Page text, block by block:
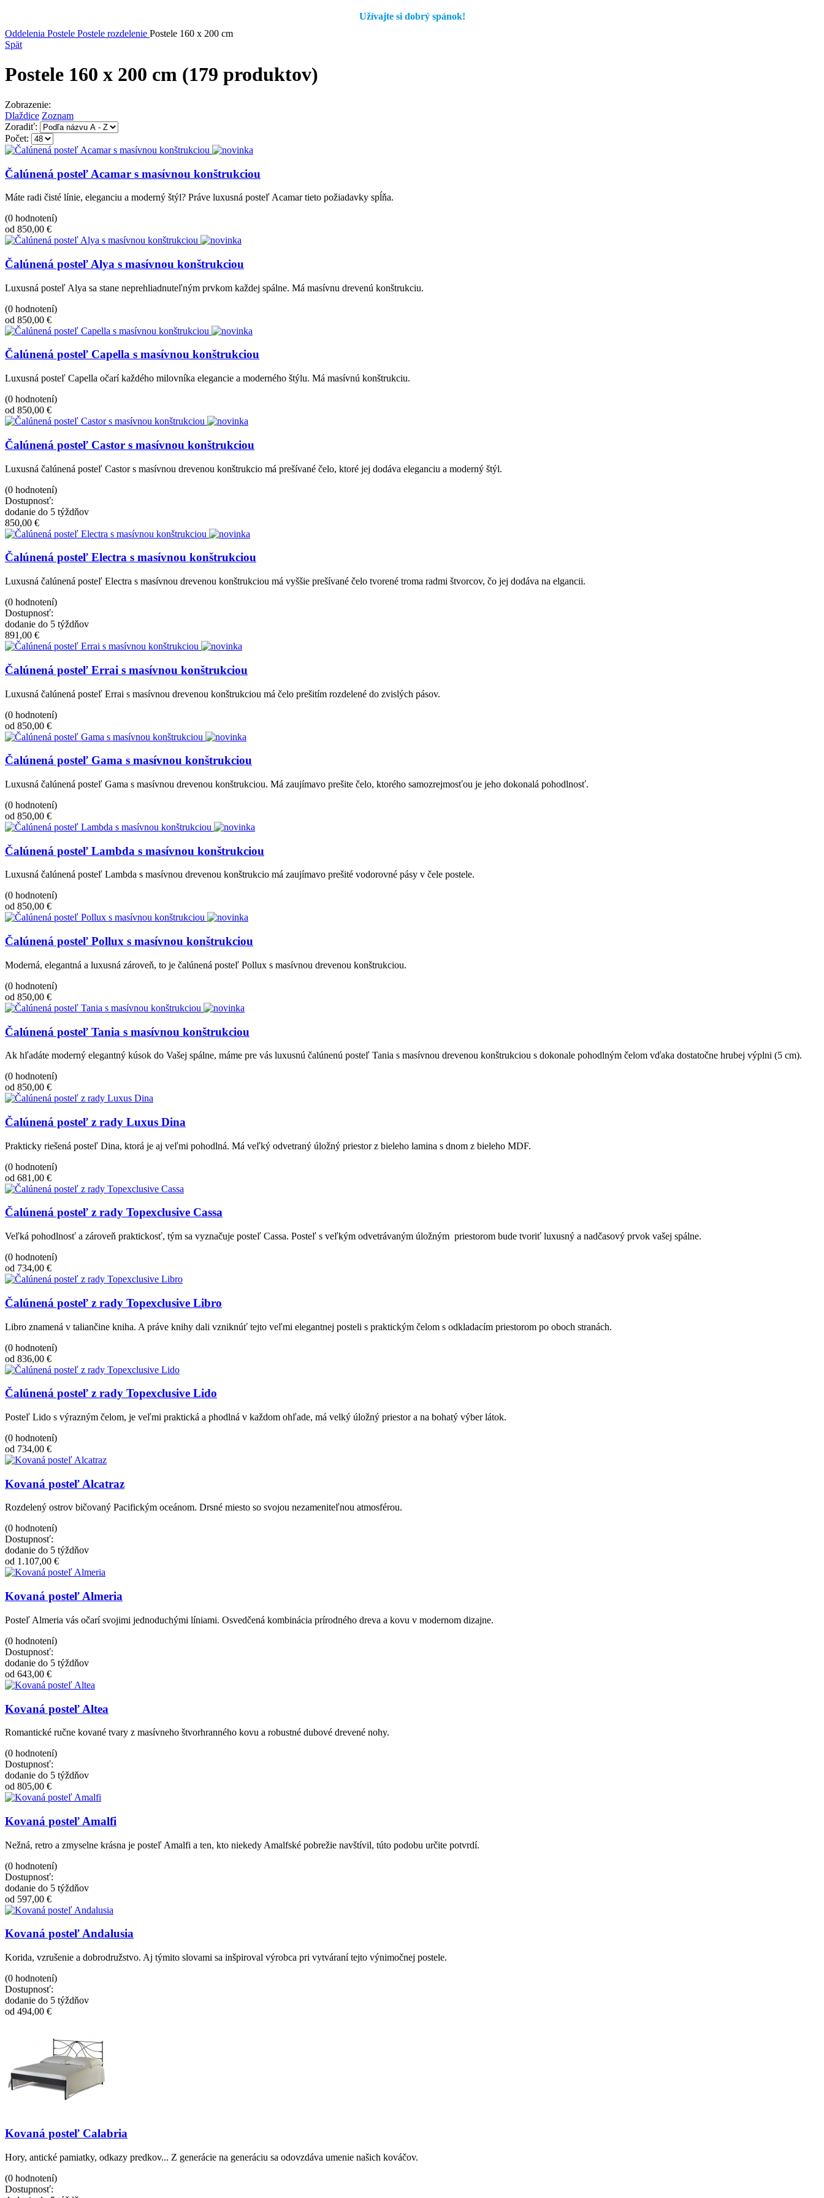
Užívajte si dobrý spánok!
Oddelenia Postele Postele rozdelenie Postele 160 x 200 cm
Spät
Postele 160 x 200 cm (179 produktov)
Zobrazenie:
Dlaždice Zoznam
Zoradiť:
Počet:
Čalúnená posteľ Acamar s masívnou konštrukciou
Máte radi čisté línie, eleganciu a moderný štýl? Práve luxusná posteľ Acamar tieto požiadavky spĺňa.
(0 hodnotení)
od 850,00 €
Čalúnená posteľ Alya s masívnou konštrukciou
Luxusná posteľ Alya sa stane neprehliadnuteľným prvkom každej spálne. Má masívnu drevenú konštrukciu.
(0 hodnotení)
od 850,00 €
Čalúnená posteľ Capella s masívnou konštrukciou
Luxusná posteľ Capella očarí každého milovníka elegancie a moderného štýlu. Má masívnú konštrukciu.
(0 hodnotení)
od 850,00 €
Čalúnená posteľ Castor s masívnou konštrukciou
Luxusná čalúnená posteľ Castor s masívnou drevenou konštrukcio má prešívané čelo, ktoré jej dodáva eleganciu a moderný štýl.
(0 hodnotení)
Dostupnosť:
dodanie do 5 týždňov
850,00 €
Čalúnená posteľ Electra s masívnou konštrukciou
Luxusná čalúnená posteľ Electra s masívnou drevenou konštrukciou má vyššie prešívané čelo tvorené troma radmi štvorcov, čo jej dodáva na elgancii.
(0 hodnotení)
Dostupnosť:
dodanie do 5 týždňov
891,00 €
Čalúnená posteľ Errai s masívnou konštrukciou
Luxusná čalúnená posteľ Errai s masívnou drevenou konštrukciou má čelo prešitím rozdelené do zvislých pásov.
(0 hodnotení)
od 850,00 €
Čalúnená posteľ Gama s masívnou konštrukciou
Luxusná čalúnená posteľ Gama s masívnou drevenou konštrukciou. Má zaujímavo prešite čelo, ktorého samozrejmosťou je jeho dokonalá pohodlnosť.
(0 hodnotení)
od 850,00 €
Čalúnená posteľ Lambda s masívnou konštrukciou
Luxusná čalúnená posteľ Lambda s masívnou drevenou konštrukcio má zaujímavo prešité vodorovné pásy v čele postele.
(0 hodnotení)
od 850,00 €
Čalúnená posteľ Pollux s masívnou konštrukciou
Moderná, elegantná a luxusná zároveň, to je čalúnená posteľ Pollux s masívnou drevenou konštrukciou.
(0 hodnotení)
od 850,00 €
Čalúnená posteľ Tania s masívnou konštrukciou
Ak hľadáte moderný elegantný kúsok do Vašej spálne, máme pre vás luxusnú čalúnenú posteľ Tania s masívnou drevenou konštrukciou s dokonale pohodlným čelom vďaka dostatočne hrubej výplni (5 cm).
(0 hodnotení)
od 850,00 €
Čalúnená posteľ z rady Luxus Dina
Prakticky riešená posteľ Dina, ktorá je aj veľmi pohodlná. Má veľký odvetraný úložný priestor z bieleho lamina s dnom z bieleho MDF.
(0 hodnotení)
od 681,00 €
Čalúnená posteľ z rady Topexclusive Cassa
Veľká pohodlnosť a zároveň praktickosť, tým sa vyznačuje posteľ Cassa. Posteľ s veľkým odvetrávaným úložným priestorom bude tvoriť luxusný a nadčasový prvok vašej spálne.
(0 hodnotení)
od 734,00 €
Čalúnená posteľ z rady Topexclusive Libro
Libro znamená v taliančine kniha. A práve knihy dali vzniknúť tejto veľmi elegantnej posteli s praktickým čelom s odkladacím priestorom po oboch stranách.
(0 hodnotení)
od 836,00 €
Čalúnená posteľ z rady Topexclusive Lido
Posteľ Lido s výrazným čelom, je veľmi praktická a phodlná v každom ohľade, má velký úložný priestor a na bohatý výber látok.
(0 hodnotení)
od 734,00 €
Kovaná posteľ Alcatraz
Rozdelený ostrov bičovaný Pacifickým oceánom. Drsné miesto so svojou nezameniteľnou atmosférou.
(0 hodnotení)
Dostupnosť:
dodanie do 5 týždňov
od 1.107,00 €
Kovaná posteľ Almeria
Posteľ Almeria vás očarí svojimi jednoduchými líniami. Osvedčená kombinácia prírodného dreva a kovu v modernom dizajne.
(0 hodnotení)
Dostupnosť:
dodanie do 5 týždňov
od 643,00 €
Kovaná posteľ Altea
Romantické ručne kované tvary z masívneho štvorhranného kovu a robustné dubové drevené nohy.
(0 hodnotení)
Dostupnosť:
dodanie do 5 týždňov
od 805,00 €
Kovaná posteľ Amalfi
Nežná, retro a zmyselne krásna je posteľ Amalfi a ten, kto niekedy Amalfské pobrežie navštívil, túto podobu určite potvrdí.
(0 hodnotení)
Dostupnosť:
dodanie do 5 týždňov
od 597,00 €
Kovaná posteľ Andalusia
Korida, vzrušenie a dobrodružstvo. Aj týmito slovami sa inšpiroval výrobca pri vytváraní tejto výnimočnej postele.
(0 hodnotení)
Dostupnosť:
dodanie do 5 týždňov
od 494,00 €
Kovaná posteľ Calabria
Hory, antické pamiatky, odkazy predkov... Z generácie na generáciu sa odovzdáva umenie našich kováčov.
(0 hodnotení)
Dostupnosť: